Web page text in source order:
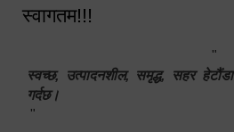
स्वागतम!!!
"
स्वच्छ, उत्पादनशील, समृद्ध, सहर हेटौंडा
गर्दछ।
"